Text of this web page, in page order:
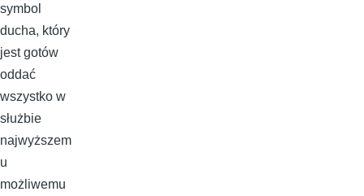
symbol
ducha, który
jest gotów
oddać
wszystko w
służbie
najwyższem
u
możliwemu